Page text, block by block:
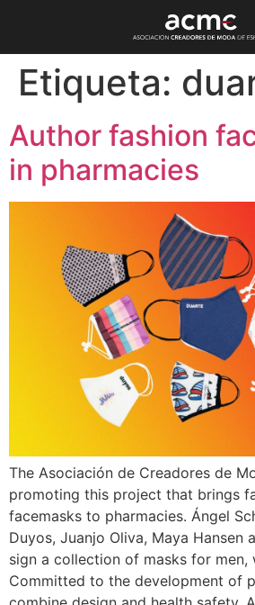
Etiqueta:
Author fashion
in pharmacies
The Asociación de Creadores de
promoting this project that brings
facemasks to pharmacies. Ángel
Duyos, Juanjo Oliva, Maya Hansen
sign a collection of masks for men,
Committed to the development of